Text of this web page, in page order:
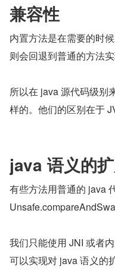
兼容性
内置方法是在需要的时
则会回退到普通的方法
所以在 java 源代码级别
样的。他们的区别在于
java 语义的
有些方法用普通的 java
我们只能使用 JNI 或者
可以实现对 java 语义的